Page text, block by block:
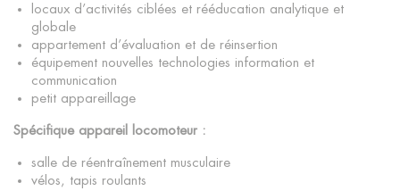
locaux d’activités ciblées et rééducation analytique et
globale
appartement d’évaluation et de réinsertion
équipement nouvelles technologies information et
communication
petit appareillage
Spécifique appareil locomoteur :
salle de réentraînement musculaire
vélos, tapis roulants